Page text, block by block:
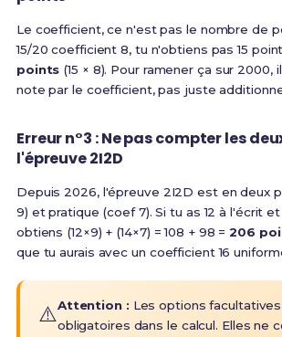
Le coefficient, ce n'est pas le nombre de
15/20 coefficient 8, tu n'obtiens pas 15
points (15 × 8). Pour ramener ça sur 2000,
note par le coefficient, pas juste
Erreur n°3 : Ne pas compter les
l'épreuve 2I2D
Depuis 2026, l'épreuve 2I2D est en deux
9) et pratique (coef 7). Si tu as 12 à l'écrit et
obtiens (12×9) + (14×7) = 108 + 98 =206
que tu aurais avec un coefficient 16
⚠️Attention : Les options
obligatoires dans le calcul. Elles ne